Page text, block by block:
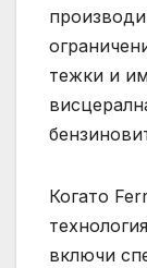
тежки и
Когато
включи